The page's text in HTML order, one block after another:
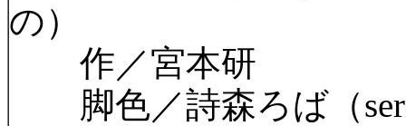
の）
作／宮本研
脚色／詩森ろば（